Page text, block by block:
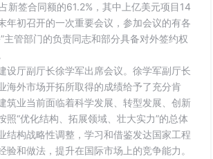
新签合同额的61.2%，其中上亿美元项目14
年初召开的一次重要会议，参加会议的有各
主管部门的负责同志和部分具备对外签约权
厅副厅长徐学军出席会议。徐学军副厅长
海外市场开拓所取得的成绩给予了充分肯
筑业当前面临着科学发展、转型发展、创新
照“优化结构、拓展领域、壮大实力”的总体
结构战略性调整，学习和借鉴发达国家工程
验和做法，提升在国际市场上的竞争能力。